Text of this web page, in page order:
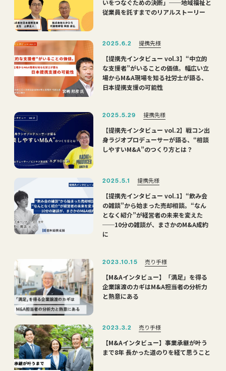
いをつなぐための決断」──地域福祉と
従業員を託すまでのリアルストーリー
2025.6.2 提携先様
【提携先インタビュー vol.3】“中立的
な支援者”がいることの価値。幅広い立
場からM&A現場を知る社労士が語る、
日本提携支援の可能性
2025.5.29 提携先様
【提携先インタビュー vol.2】戦コン出
身ラジオプロデューサーが語る、“相談
しやすいM&A”のつくり方とは？
2025.5.1 提携先様
【提携先インタビュー vol.1】“飲み会
の雑談”から始まった売却相談。“なん
となく紹介”が経営者の未来を変えた
──10分の雑談が、まさかのM&A成約
に
2023.10.15 売り手様
【M&Aインタビュー】「満足」を得る
企業譲渡のカギはM&A担当者の分析力
と熱意にある
2023.3.2 売り手様
【M&Aインタビュー】事業承継が叶う
まで8年 長かった道のりを経て思うこと